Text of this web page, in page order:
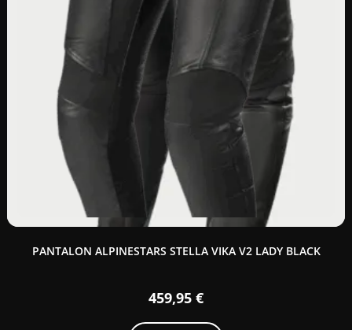
PANTALON ALPINESTARS STELLA VIKA V2 LADY BLACK
459,95 €